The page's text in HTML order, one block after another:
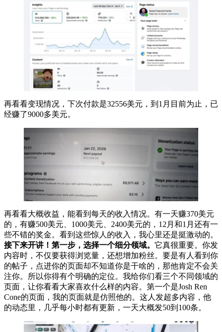
再看看变现情况，下次付款是32556美元，到1月目前为止，已
经赚了9000多美元。
再看看大概收益，能看到每天的收入情况。有一天赚370美元
的，有赚500美元、1000美元、2400美元的，12月和1月还有一
些不错的奖金。看到这些惊人的收入，我心里还是挺激动的。
接下来开讲！第一步，选择一个细分领域。 它真很重要。你发
内容时，不仅要获得浏览量，还想增加粉丝。要是有人看到你
的帖子，点进你的页面却不知道你是干啥的，那他肯定不会关
注你。所以你得有个明确的定位。我给你们看三个不同领域的
页面，让你看看大家喜欢什么样的内容。第一个是Josh Ren
Cone的页面，我的页面就是仿照他的。这人发超多内容，他
的动态里，几乎每小时都有更新，一天大概发50到100条。